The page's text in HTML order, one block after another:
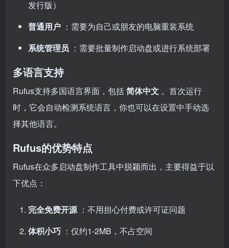
发行版）
普通用户 ：需要为自己或朋友的电脑重装系统
系统管理员 ：需要批量制作启动盘或进行系统部署
多语言支持
Rufus支持多国语言界面，包括简体中文 。首次运行
时，它会自动检测系统语言，你也可以在设置中手动选
择其他语言。
Rufus的优势特点
Rufus在众多启动盘制作工具中脱颖而出，主要得益于以
下优点：
完全免费开源 ：不用担心付费或许可证问题
体积小巧 ：仅约1-2MB，不占空间